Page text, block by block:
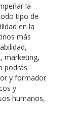
la
tipo de
en la
más
marketing,
podrás
y formador
y
humanos,